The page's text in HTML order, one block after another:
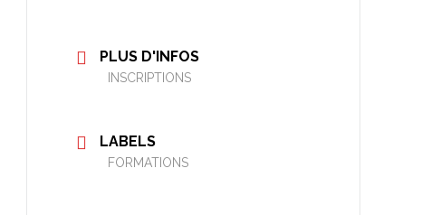
PLUS D'INFOS
INSCRIPTIONS
LABELS
FORMATIONS